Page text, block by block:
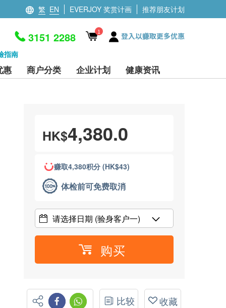
繁 EN EVERJOY 奖赏计画 推荐朋友计划
指南
3151 2288 1 登入以赚取更多优惠
惠 商户分类 企业计划 健康资讯
HK$4,380.0
赚取4,380积分 (HK$43)
体检前可免费取消
请选择日期 (验身客户一)
购买
比较 收藏